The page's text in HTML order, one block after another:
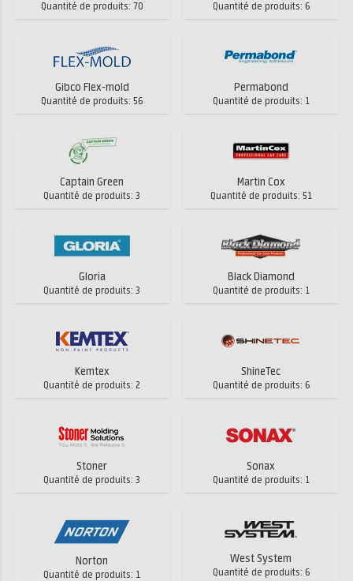
Quantité de produits: 70 Quantité de produits: 6
Gibco Flex-mold
Quantité de produits: 56
Permabond
Quantité de produits: 1
Captain Green
Quantité de produits: 3
Martin Cox
Quantité de produits: 51
Gloria
Quantité de produits: 3
Black Diamond
Quantité de produits: 1
Kemtex
Quantité de produits: 2
ShineTec
Quantité de produits: 6
Stoner
Quantité de produits: 3
Sonax
Quantité de produits: 1
Norton
Quantité de produits: 1
West System
Quantité de produits: 6